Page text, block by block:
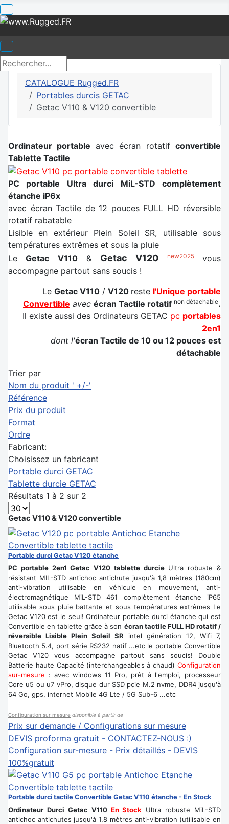
CATALOGUE Rugged.FR
Portables durcis GETAC
Getac V110 & V120 convertible
Ordinateur portable avec écran rotatifconvertible
Tablette Tactile
PC portable Ultra durci MiL-STD complètement
étanche iP6x
avec écran Tactile de 12 pouces FULL HD réversible
rotatif rabatable
Lisible en extérieur Plein Soleil SR, utilisable sous
températures extrêmes et sous la pluie
Le Getac V110& Getac V120 new2025
vous
accompagne partout sans soucis !
Le Getac V110 / V120 reste l'Unique portable
Convertible avec écran Tactile rotatif non détachable.
Il existe aussi des Ordinateurs GETAC pc portables
2en1
dont l'écran Tactile de 10 ou 12 pouces est
détachable
Trier par
Nom du produit ' +/-'
Référence
Prix du produit
Format
Ordre
Fabricant:
Choisissez un fabricant
Portable durci GETAC
Tablette durcie GETAC
Résultats 1 à 2 sur 2
Getac V110 & V120 convertible
Portable durci Getac V120 étanche
PC portable 2en1 Getac V120 tablette durcieUltra robuste &
résistant MIL-STD antichoc antichute jusqu'à 1,8 mètres (180cm)
anti-vibration utilisable en véhicule en mouvement, anti-
électromagnétique MiL-STD 461 complètement étanche iP65
utilisable sous pluie battante et sous températures extrêmes Le
Getac V120 est le seul! Ordinateur portable durci étanche qui est
Convertible en tablette grâce à son écran tactile FULL HD rotatif /
réversible Lisible Plein Soleil SR intel génération 12, Wifi 7,
Bluetooth 5.4, port série RS232 natif ...etc le portable Convertible
Getac V120 vous accompagne partout sans soucis! Double
Batterie haute Capacité (interchangeables à chaud) Configuration
sur-mesure : avec windows 11 Pro, prêt à l'emploi, processeur
Core u5 ou u7 vPro, disque dur SSD pcie M.2 nvme, DDR4 jusqu'à
64 Go, gps, internet Mobile 4G Lte / 5G Sub-6 ...etc
Configuration sur mesure disponible à partir de
Prix sur demande / Configurations sur mesure
DEVIS proforma gratuit - CONTACTEZ-NOUS :)
Configuration sur-mesure - Prix détaillés - DEVIS
100%gratuit
Portable durci tactile Convertible Getac V110 étanche - En Stock
Ordinateur Durci Getac V110 En Stock Ultra robuste MiL-STD
antichoc antichutes jusqu'à 1,8 mètres anti-vibration (utilisable en